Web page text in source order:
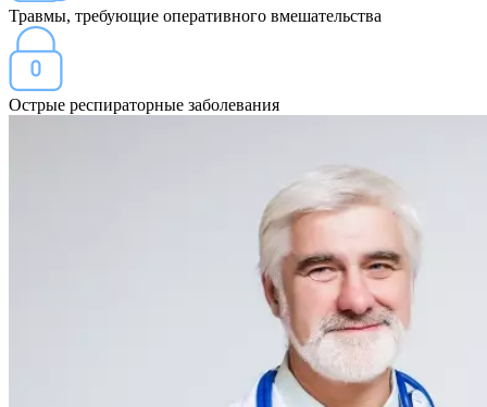
Травмы, требующие оперативного вмешательства
Острые респираторные заболевания